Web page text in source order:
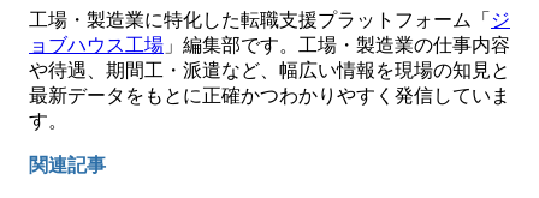
工場・製造業に特化した転職支援プラットフォーム「 ジ
ョブハウス工場 」編集部です。工場・製造業の仕事内容
や待遇、期間工・派遣など、幅広い情報を現場の知見と
最新データをもとに正確かつわかりやすく発信していま
す。
関連記事